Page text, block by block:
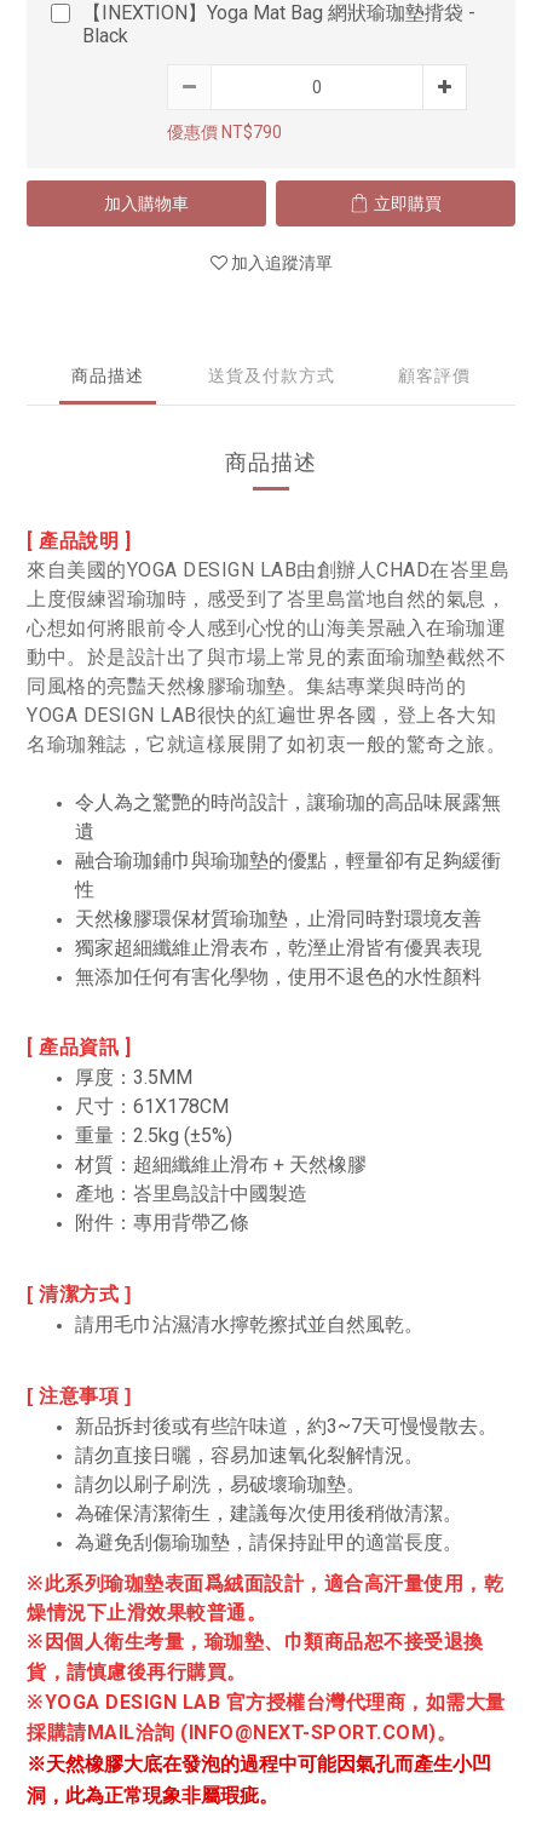
【INEXTION】Yoga Mat Bag 網狀瑜珈墊揹袋 -
Black
優惠價 NT$790
加入購物車 立即購買
加入追蹤清單
商品描述 送貨及付款方式 顧客評價
商品描述
[ 產品說明 ]
來自美國的YOGA DESIGN LAB由創辦人CHAD在峇里島
上度假練習瑜珈時，感受到了峇里島當地自然的氣息，
心想如何將眼前令人感到心悅的山海美景融入在瑜珈運
動中。於是設計出了與市場上常見的素面瑜珈墊截然不
同風格的亮豔天然橡膠瑜珈墊。集結專業與時尚的
YOGA DESIGN LAB很快的紅遍世界各國，登上各大知
名瑜珈雜誌，它就這樣展開了如初衷一般的驚奇之旅。
令人為之驚艷的時尚設計，讓瑜珈的高品味展露無
遺
融合瑜珈鋪巾與瑜珈墊的優點，輕量卻有足夠緩衝
性
天然橡膠環保材質瑜珈墊，止滑同時對環境友善
獨家超細纖維止滑表布，乾溼止滑皆有優異表現
無添加任何有害化學物，使用不退色的水性顏料
[ 產品資訊 ]
厚度：3.5MM
尺寸：61X178CM
重量：2.5kg (±5%)
材質：超細纖維止滑布 + 天然橡膠
產地 ：峇里島設計中國製造
附件 ： 專用背帶乙條
[ 清潔方式 ]
請用毛巾沾濕清水擰乾擦拭並自然風乾。
[ 注意事項 ]
新品拆封後或有些許味道，約3~7天可慢慢散去。
請勿直接日曬，容易加速氧化裂解情況。
請勿以刷子刷洗，易破壞瑜珈墊。
為確保清潔衛生，建議每次使用後稍做清潔。
為避免刮傷瑜珈墊，請保持趾甲的適當長度。
※此系列瑜珈墊表面爲絨面設計，適合高汗量使用，乾
燥情況下止滑效果較普通。
※因個人衛生考量，瑜珈墊、巾類商品恕不接受退換
貨，請慎慮後再行購買。
※YOGA DESIGN LAB 官方授權台灣代理商，如需大量
採購請MAIL洽詢 (INFO@NEXT-SPORT.COM)。
※天然橡膠大底在發泡的過程中可能因氣孔而產生小凹
洞，此為正常現象非屬瑕疵。